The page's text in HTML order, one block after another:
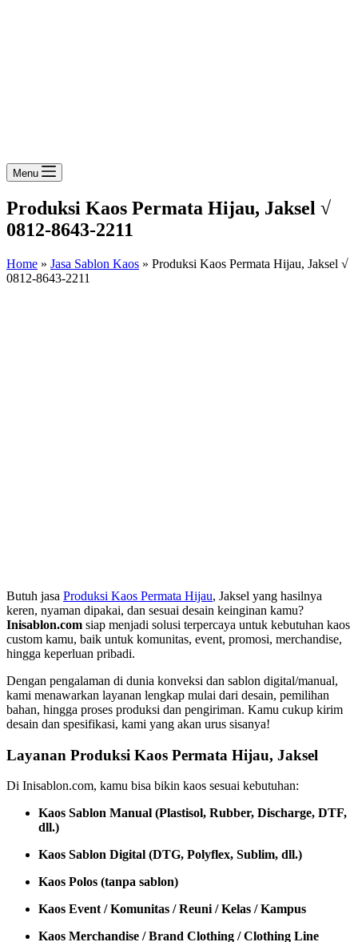
Menu
Produksi Kaos Permata Hijau, Jaksel √
0812-8643-2211
Home » Jasa Sablon Kaos » Produksi Kaos Permata Hijau, Jaksel √
0812-8643-2211
Butuh jasa Produksi Kaos Permata Hijau, Jaksel yang hasilnya
keren, nyaman dipakai, dan sesuai desain keinginan kamu?
Inisablon.com siap menjadi solusi terpercaya untuk kebutuhan kaos
custom kamu, baik untuk komunitas, event, promosi, merchandise,
hingga keperluan pribadi.
Dengan pengalaman di dunia konveksi dan sablon digital/manual,
kami menawarkan layanan lengkap mulai dari desain, pemilihan
bahan, hingga proses produksi dan pengiriman. Kamu cukup kirim
desain dan spesifikasi, kami yang akan urus sisanya!
Layanan Produksi Kaos Permata Hijau, Jaksel
Di Inisablon.com, kamu bisa bikin kaos sesuai kebutuhan:
Kaos Sablon Manual (Plastisol, Rubber, Discharge, DTF,
dll.)
Kaos Sablon Digital (DTG, Polyflex, Sublim, dll.)
Kaos Polos (tanpa sablon)
Kaos Event / Komunitas / Reuni / Kelas / Kampus
Kaos Merchandise / Brand Clothing / Clothing Line